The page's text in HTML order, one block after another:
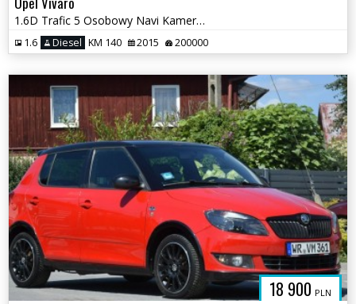
1.6D Trafic 5 Osobowy Navi Kamera Hak Sprowadzony Opłacony
1.6 Diesel KM 140 2015 200000
18 900 PLN